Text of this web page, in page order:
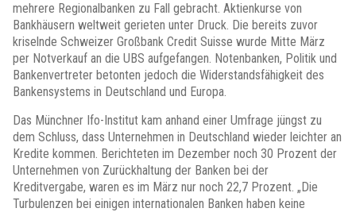
mehrere Regionalbanken zu Fall gebracht. Aktienkurse von
Bankhäusern weltweit gerieten unter Druck. Die bereits zuvor
kriselnde Schweizer Großbank Credit Suisse wurde Mitte März
per Notverkauf an die UBS aufgefangen. Notenbanken, Politik und
Bankenvertreter betonten jedoch die Widerstandsfähigkeit des
Bankensystems in Deutschland und Europa.
Das Münchner Ifo-Institut kam anhand einer Umfrage jüngst zu
dem Schluss, dass Unternehmen in Deutschland wieder leichter an
Kredite kommen. Berichteten im Dezember noch 30 Prozent der
Unternehmen von Zurückhaltung der Banken bei der
Kreditvergabe, waren es im März nur noch 22,7 Prozent. „Die
Turbulenzen bei einigen internationalen Banken haben keine